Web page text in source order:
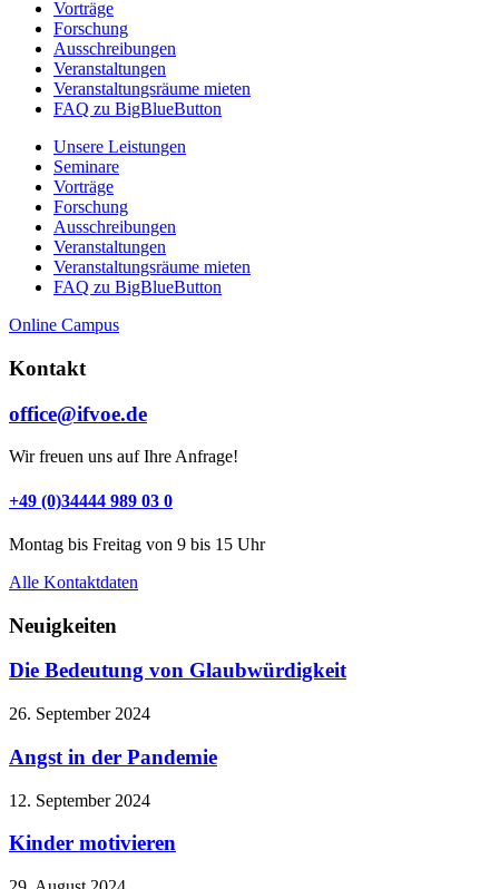
Vorträge
Forschung
Ausschreibungen
Veranstaltungen
Veranstaltungs­räume mieten
FAQ zu BigBlueButton
Unsere Leistungen
Seminare
Vorträge
Forschung
Ausschreibungen
Veranstaltungen
Veranstaltungs­räume mieten
FAQ zu BigBlueButton
Online Campus
Kontakt
office@ifvoe.de
Wir freuen uns auf Ihre Anfrage!
+49 (0)34444 989 03 0
Montag bis Freitag von 9 bis 15 Uhr
Alle Kontaktdaten
Neuigkeiten
Die Bedeutung von Glaubwürdigkeit
26. September 2024
Angst in der Pandemie
12. September 2024
Kinder motivieren